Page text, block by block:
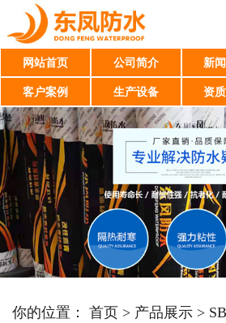
网站首页 公司简介 新
客户案例 生产设备 资
你的位置： 首页 > 产品展示>